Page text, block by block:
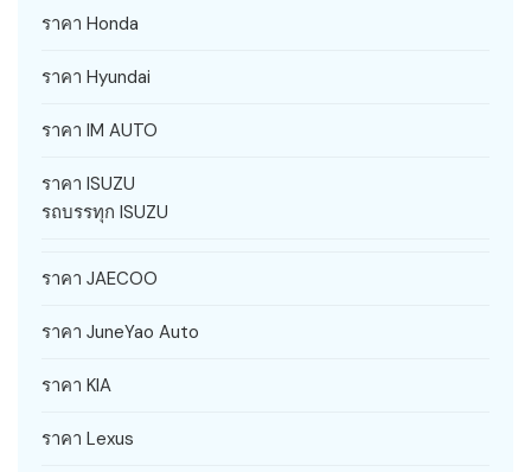
ราคา Honda
ราคา Hyundai
ราคา IM AUTO
ราคา ISUZU
รถบรรทุก ISUZU
ราคา JAECOO
ราคา JuneYao Auto
ราคา KIA
ราคา Lexus